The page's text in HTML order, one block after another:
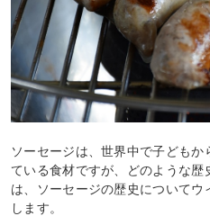
ソーセージは、世界中で子ども
ている食材ですが、どのような
は、ソーセージの歴史について
します。